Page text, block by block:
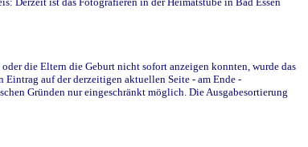
die Eltern die Geburt nicht sofort anzeigen konnten, wurde das
auf der derzeitigen aktuellen Seite - am Ende -
Gründen nur eingeschränkt möglich. Die Ausgabesortierung